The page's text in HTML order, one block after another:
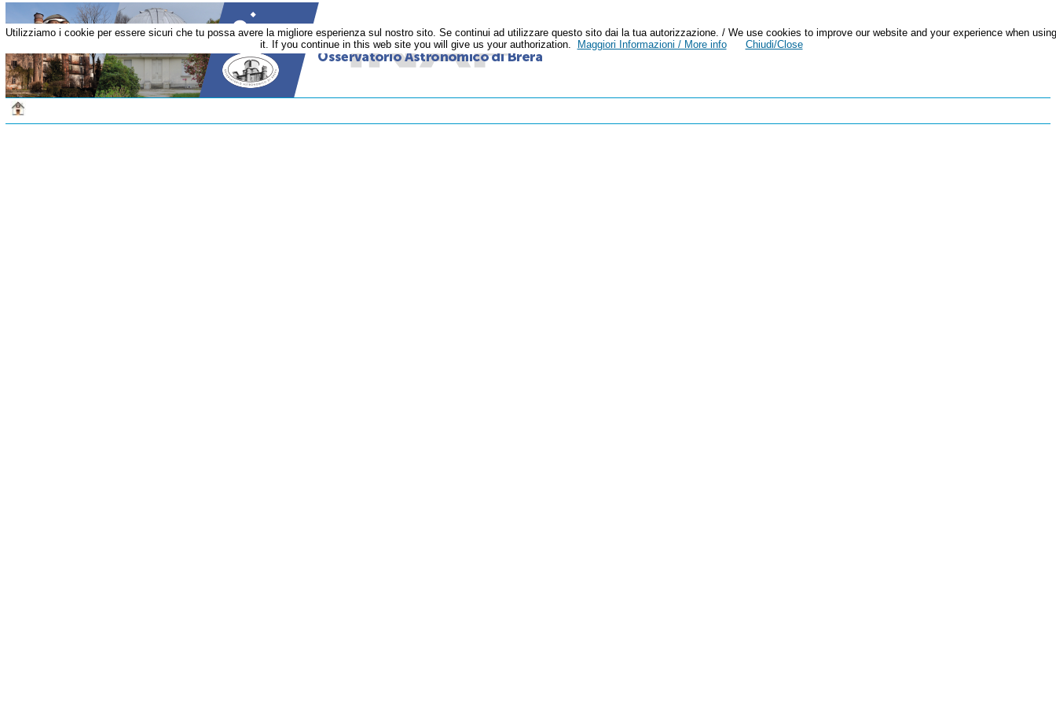
Utilizziamo i cookie per essere sicuri che tu possa avere la migliore esperienza sul nostro sito. Se continui ad utilizzare questo sito dai la tua autorizzazione. / We use cookies to improve our website and your experience when using
it. If you continue in this web site you will give us your authorization.
Maggiori Informazioni / More info Chiudi/Close